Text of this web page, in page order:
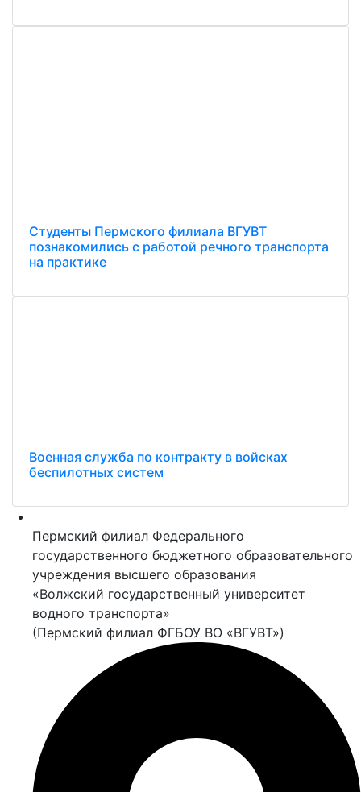
Студенты Пермского филиала ВГУВТ
познакомились с работой речного транспорта
на практике
Военная служба по контракту в войсках
беспилотных систем
Пермский филиал Федерального
государственного бюджетного образовательного
учреждения высшего образования
«Волжский государственный университет
водного транспорта»
(Пермский филиал ФГБОУ ВО «ВГУВТ»)